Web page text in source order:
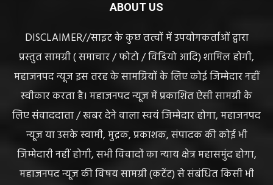
ABOUT US
DISCLAIMER//साइट के कुछ तत्वों में उपयोगकर्ताओं द्वारा
प्रस्तुत सामग्री ( समाचार / फोटो / विडियो आदि) शामिल होगी,
महाजनपद न्यूज इस तरह के सामग्रियों के लिए कोई जिम्मेदार नहीं
स्वीकार करता है। महाजनपद न्यूज में प्रकाशित ऐसी सामग्री के
लिए संवाददाता / खबर देने वाला स्वयं जिम्मेदार होगा, महाजनपद
न्यूज या उसके स्वामी, मुद्रक, प्रकाशक, संपादक की कोई भी
जिम्मेदारी नहीं होगी, सभी विवादों का न्याय क्षेत्र महासमुंद होगा,
महाजनपद न्यूज की विषय सामग्री (कटेंट) से संबंधित किसी भी